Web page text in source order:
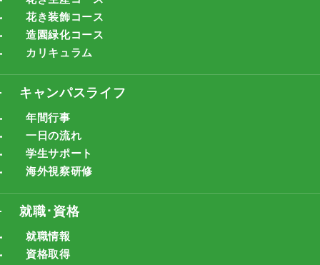
花き装飾コース
造園緑化コース
カリキュラム
キャンパスライフ
年間行事
一日の流れ
学生サポート
海外視察研修
就職･資格
就職情報
資格取得